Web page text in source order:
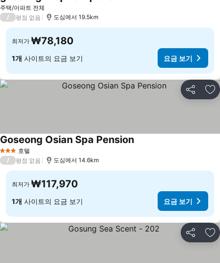
주택/아파트 전체
/ 평점 없음 도심에서 19.5km
최저가 ₩78,180
1개 사이트의 요금 보기 요금 보기
공유 즐
3 성급 호텔
Goseong Osian Spa Pension
/ 평점 없음 도심에서 14.6km
최저가 ₩117,970
1개 사이트의 요금 보기 요금 보기
공유 즐